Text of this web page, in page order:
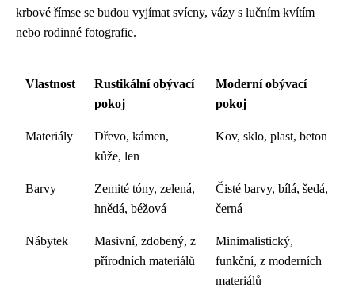
krbové římse se budou vyjímat svícny, vázy s lučním kvítím
nebo rodinné fotografie.
Vlastnost
Rustikální obývací
pokoj
Moderní obývací
pokoj
Materiály
Dřevo, kámen,
kůže, len
Kov, sklo, plast, beton
Barvy
Zemité tóny, zelená,
hnědá, béžová
Čisté barvy, bílá, šedá,
černá
Nábytek
Masivní, zdobený, z
přírodních materiálů
Minimalistický,
funkční, z moderních
materiálů